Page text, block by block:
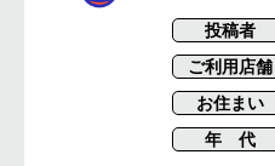
投稿者
ご利用店舗
お住まい
年 代